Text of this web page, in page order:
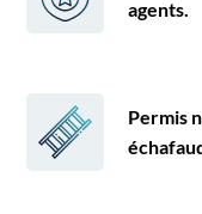
agents.
Permis